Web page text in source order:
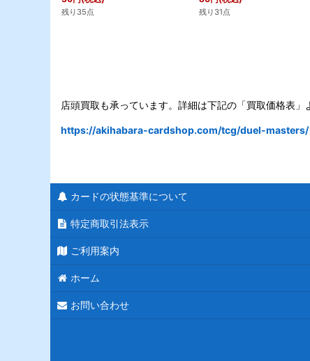
残り35点 残り31点
店頭買取も承っています。詳細は下記の「買取価格表」
https://akihabara-cardshop.com/tcg/duel-masters/
カードの状態基準について
特定商取引法表示
ご利用案内
ホーム
お問い合わせ